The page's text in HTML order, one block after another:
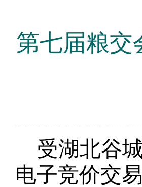
第七届粮交
受湖北谷
电子竞价交